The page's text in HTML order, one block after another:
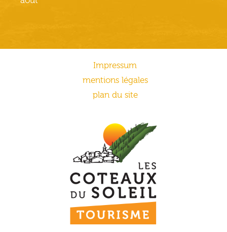
Impressum
mentions légales
plan du site